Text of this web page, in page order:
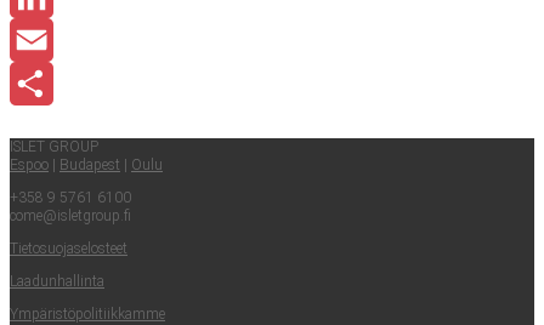
LinkedIn
Email
ISLET GROUP
Espoo
Buda­pest
Oulu
+358 9 5761 6100
come@​isletgroup.​fi
Tie­to­suo­ja­se­los­teet
Laa­dun­hal­lin­ta
Ympä­ris­tö­po­li­tiik­kam­me